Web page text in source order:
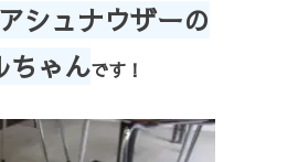
シュナウザーの
ちゃんです！